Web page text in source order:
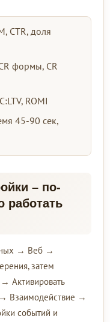
CTR, доля
формы, CR
ROMI
45-90 сек,
– по-
работать
→ Веб →
затем
Активировать
Взаимодействие →
событий и